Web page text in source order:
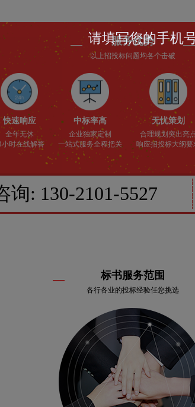
服务优势
以上招投标问题均各个击破
快速响应
全年无休
小时在线解答
中标率高
企业独家定制
一站式服务全程把关
无忧策划
合理规划突出亮
响应招投标大纲要
询: 130-2101-5527
标书服务范围
各行各业的投标经验任您挑选